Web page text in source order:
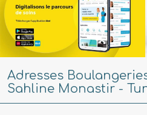
Adresses
Sahline Monastir -